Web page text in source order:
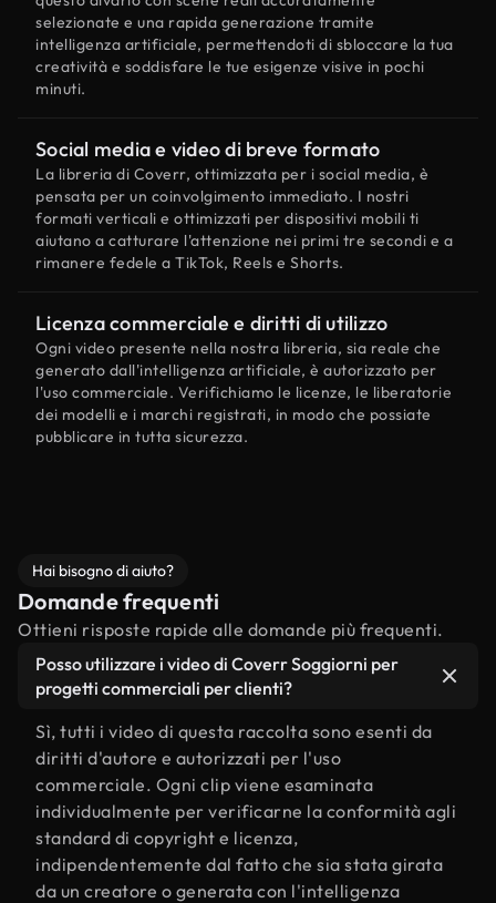
selezionate e una rapida generazione tramite
intelligenza artificiale, permettendoti di sbloccare la tua
creatività e soddisfare le tue esigenze visive in pochi
minuti.
Social media e video di breve formato
La libreria di Coverr, ottimizzata per i social media, è
pensata per un coinvolgimento immediato. I nostri
formati verticali e ottimizzati per dispositivi mobili ti
aiutano a catturare l'attenzione nei primi tre secondi e a
rimanere fedele a TikTok, Reels e Shorts.
Licenza commerciale e diritti di utilizzo
Ogni video presente nella nostra libreria, sia reale che
generato dall'intelligenza artificiale, è autorizzato per
l'uso commerciale. Verifichiamo le licenze, le liberatorie
dei modelli e i marchi registrati, in modo che possiate
pubblicare in tutta sicurezza.
Hai bisogno di aiuto?
Domande frequenti
Ottieni risposte rapide alle domande più frequenti.
Posso utilizzare i video di Coverr Soggiorni per
progetti commerciali per clienti?
Sì, tutti i video di questa raccolta sono esenti da
diritti d'autore e autorizzati per l'uso
commerciale. Ogni clip viene esaminata
individualmente per verificarne la conformità agli
standard di copyright e licenza,
indipendentemente dal fatto che sia stata girata
da un creatore o generata con l'intelligenza